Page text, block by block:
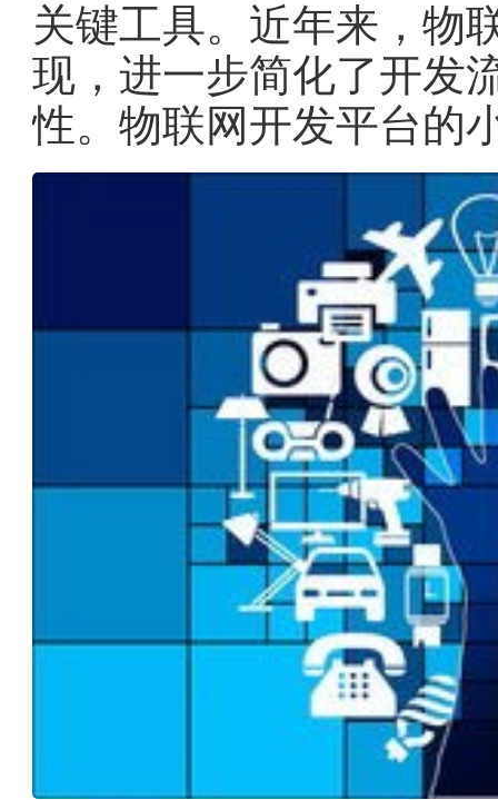
关键工具。近年来，物
现，进一步简化了开发
性。物联网开发平台的